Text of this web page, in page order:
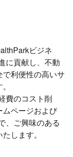
ビジネ
に貢献し、不動
利便性の高いサ
費のコスト削
ページおよび
、ご興味のある
します。